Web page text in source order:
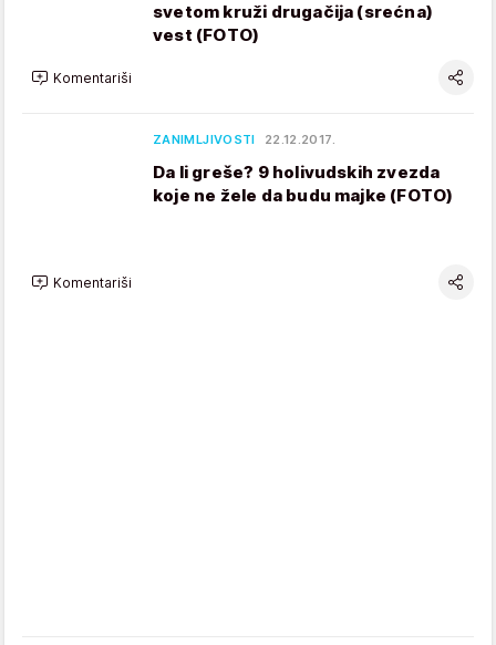
svetom kruži drugačija (srećna)
vest (FOTO)
Komentariši
ZANIMLJIVOSTI 22.12.2017.
Da li greše? 9 holivudskih zvezda
koje ne žele da budu majke (FOTO)
Komentariši